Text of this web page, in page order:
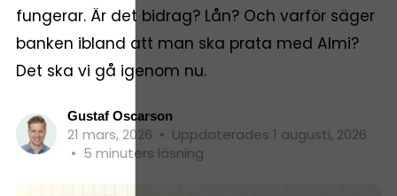
fungerar. Är det bidrag? Lån? Och varför säger
banken ibland att man ska prata med Almi?
Det ska vi gå igenom nu.
Gustaf Oscarson
21 mars, 2026 • Uppdaterades 1 augusti, 2026
• 5 minuters läsning